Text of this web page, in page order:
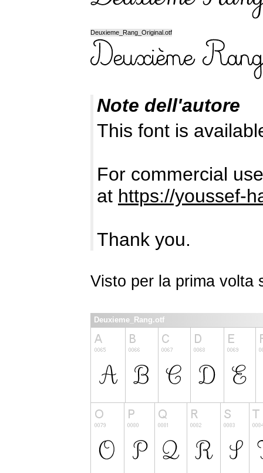
Deuxieme_Rang_Original.otf
Note dell'autore
This font is
For commercial
at https://youssef-
Thank you.
Visto per la prima volta
Deuxieme_Rang.otf